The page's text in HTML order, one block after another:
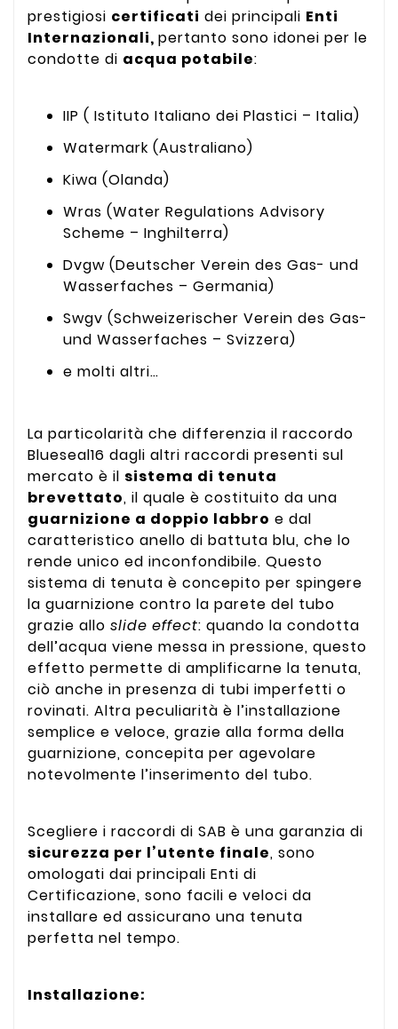
prestigiosi certificati dei principali Enti
Internazionali, pertanto sono idonei per le
condotte di acqua potabile:
IIP ( Istituto Italiano dei Plastici – Italia)
Watermark (Australiano)
Kiwa (Olanda)
Wras (Water Regulations Advisory
Scheme – Inghilterra)
Dvgw (Deutscher Verein des Gas- und
Wasserfaches – Germania)
Swgv (Schweizerischer Verein des Gas-
und Wasserfaches – Svizzera)
e molti altri…
La particolarità che differenzia il raccordo
Blueseal16 dagli altri raccordi presenti sul
mercato è il sistema di tenuta
brevettato, il quale è costituito da una
guarnizione a doppio labbro e dal
caratteristico anello di battuta blu, che lo
rende unico ed inconfondibile. Questo
sistema di tenuta è concepito per spingere
la guarnizione contro la parete del tubo
grazie allo slide effect: quando la condotta
dell’acqua viene messa in pressione, questo
effetto permette di amplificarne la tenuta,
ciò anche in presenza di tubi imperfetti o
rovinati. Altra peculiarità è l’installazione
semplice e veloce, grazie alla forma della
guarnizione, concepita per agevolare
notevolmente l’inserimento del tubo.
Scegliere i raccordi di SAB è una garanzia di
sicurezza per l’utente finale, sono
omologati dai principali Enti di
Certificazione, sono facili e veloci da
installare ed assicurano una tenuta
perfetta nel tempo.
Installazione: